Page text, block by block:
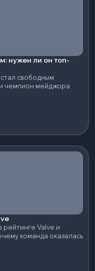
нужен ли он топ-
свободным
чемпион мейджора
рейтинге Valve и
команда оказалась